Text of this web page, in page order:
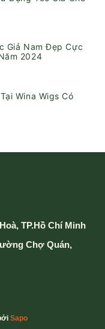
Giả Nam Đẹp Cực
2024
Wina Wigs Có
TP.Hồ Chí Minh
Chợ Quán,
Sapo